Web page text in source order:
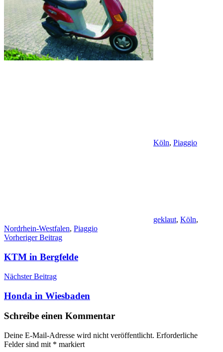
Köln, Piaggio
geklaut, Köln,
Nordrhein-Westfalen, Piaggio
Beitragsnavigation
Vorheriger Beitrag
KTM in Bergfelde
Nächster Beitrag
Honda in Wiesbaden
Schreibe einen Kommentar
Deine E-Mail-Adresse wird nicht veröffentlicht. Erforderliche
Felder sind mit * markiert